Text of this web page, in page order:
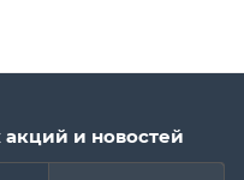
акций и новостей